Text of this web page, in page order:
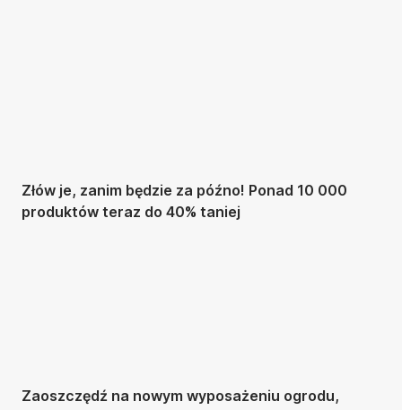
Złów je, zanim będzie za późno! Ponad 10 000
produktów teraz do 40% taniej
Zaoszczędź na nowym wyposażeniu ogrodu,